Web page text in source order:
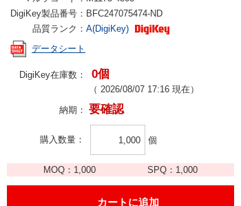
DigiKey製品番号： BFC247075474-ND
品質ランク： A(DigiKey)
データシート
DigiKey在庫数： 0個
（ 2026/08/07 17:16 現在）
納期： 要確認
購入数量 個
MOQ： 1,000 SPQ： 1,000